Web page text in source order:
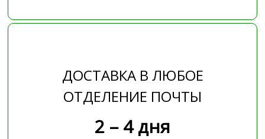
ДОСТАВКА В ЛЮБОЕ
ОТДЕЛЕНИЕ ПОЧТЫ
2 – 4 дня